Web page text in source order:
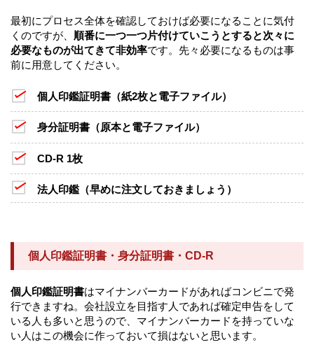
最初にプロセス全体を確認しておけば必要になることに気付
くのですが、 順番に一つ一つ片付けていこうとすると次々に
必要なものが出てきて非効率です。先々必要になるものは事
前に用意してください。
個人印鑑証明書（紙2枚と電子ファイル）
身分証明書（原本と電子ファイル）
CD-R 1枚
法人印鑑（早めに注文しておきましょう）
個人印鑑証明書・身分証明書・CD-R
個人印鑑証明書はマイナンバーカードがあればコンビニで発
行できますね。会社設立を目指す人であれば確定申告をして
いる人も多いと思うので、マイナンバーカードを持っていな
い人はこの機会に作っておいて損はないと思います。